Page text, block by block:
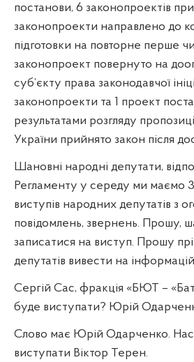
постанови, 6 законопроектів
законопроекти направлено до
підготовки на повторне перше
законопроект повернуто на
суб’єкту права законодавчої
законопроекти та 1 проект
результатами розгляду
України прийнято закон після
Шановні народні депутати,
Регламенту у середу ми маємо
виступів народних депутатів з
повідомлень, звернень. Прошу,
записатися на виступ. Прошу
депутатів вивести на
Сергій Сас, фракція «БЮТ –
буде виступати? Юрій
Слово має Юрій Одарченко.
виступати Віктор Терен.